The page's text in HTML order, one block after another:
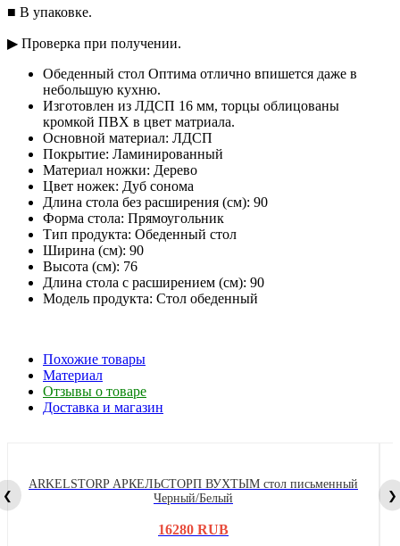
■ В упаковке.
▶ Проверка при получении.
Обеденный стол Оптима отлично впишется даже в
небольшую кухню.
Изготовлен из ЛДСП 16 мм, торцы облицованы
кромкой ПВХ в цвет матриала.
Основной материал: ЛДСП
Покрытие: Ламинированный
Материал ножки: Дерево
Цвет ножек: Дуб сонома
Длина стола без расширения (см): 90
Форма стола: Прямоугольник
Тип продукта: Обеденный стол
Ширина (см): 90
Высота (см): 76
Длина стола с расширением (см): 90
Модель продукта: Стол обеденный
Похожие товары
Материал
Отзывы о товаре
Доставка и магазин
❮
ARKELSTORP АРКЕЛЬСТОРП ВУХТЫМ стол письменный
Черный/Белый
16280 RUB
❯